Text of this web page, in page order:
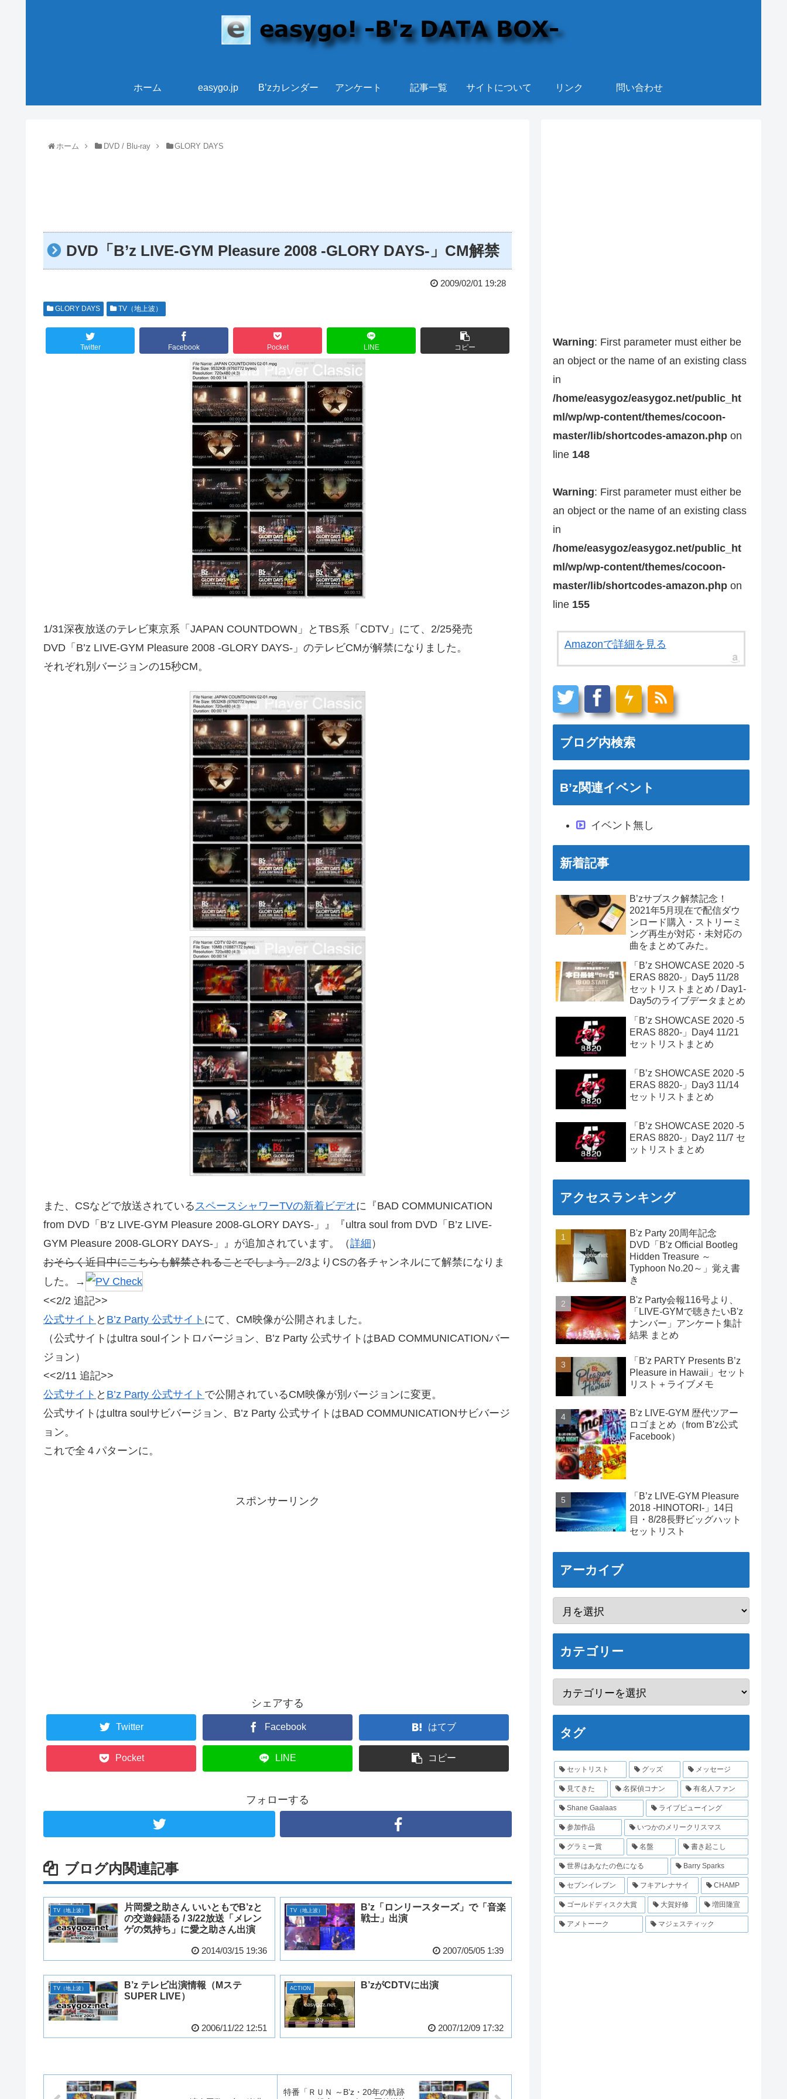
ホーム easygo.jp B’zカレンダー アンケート 記事一覧 サイトについて リンク 問い合わせ
ホーム DVD / Blu-ray GLORY DAYS
DVD「B’z LIVE-GYM Pleasure 2008 -GLORY DAYS-」CM解禁
2009/02/01 19:28
GLORY DAYS TV（地上波）
Twitter Facebook Pocket LINE コピー
1/31深夜放送のテレビ東京系「JAPAN COUNTDOWN」とTBS系「CDTV」にて、2/25発売
DVD「B’z LIVE-GYM Pleasure 2008 -GLORY DAYS-」のテレビCMが解禁になりました。
それぞれ別バージョンの15秒CM。
また、CSなどで放送されているスペースシャワーTVの新着ビデオに『BAD COMMUNICATION
from DVD「B’z LIVE-GYM Pleasure 2008-GLORY DAYS-」』『ultra soul from DVD「B’z LIVE-
GYM Pleasure 2008-GLORY DAYS-」』が追加されています。（詳細 ）
おそらく近日中にこちらも解禁されることでしょう。2/3よりCSの各チャンネルにて解禁になりま
した。→
<<2/2 追記>>
公式サイト と B’z Party 公式サイト にて、CM映像が公開されました。
（公式サイトはultra soulイントロバージョン、B’z Party 公式サイトはBAD COMMUNICATIONバー
ジョン）
<<2/11 追記>>
公式サイト と B’z Party 公式サイト で公開されているCM映像が別バージョンに変更。
公式サイトはultra soulサビバージョン、B’z Party 公式サイトはBAD COMMUNICATIONサビバージ
ョン。
これで全４パターンに。
スポンサーリンク
シェアする
Twitter Facebook はてブ
Pocket LINE コピー
フォローする
ブログ内関連記事
TV（地上波）
片岡愛之助さん いいともでB’zと
の交遊録語る / 3/22放送「メレン
ゲの気持ち」に愛之助さん出演
2014/03/15 19:36
TV（地上波）
B’z「ロンリースターズ」で「音楽
戦士」出演
2007/05/05 1:39
TV（地上波）
B’z テレビ出演情報（Mステ
SUPER LIVE）
2006/11/22 12:51
ACTION B’zがCDTVに出演
2007/12/09 17:32
特番「ＲＵＮ ～B’z・20年の軌跡
Warning: First parameter must either be
an object or the name of an existing class
in
/home/easygoz/easygoz.net/public_ht
ml/wp/wp-content/themes/cocoon-
master/lib/shortcodes-amazon.php on
line 148
Warning: First parameter must either be
an object or the name of an existing class
in
/home/easygoz/easygoz.net/public_ht
ml/wp/wp-content/themes/cocoon-
master/lib/shortcodes-amazon.php on
line 155
Amazonで詳細を見る
ブログ内検索
B’z関連イベント
イベント無し
新着記事
B’zサブスク解禁記念！
2021年5月現在で配信ダウ
ンロード購入・ストリーミ
ング再生が対応・未対応の
曲をまとめてみた。
「B’z SHOWCASE 2020 -5
ERAS 8820-」Day5 11/28
セットリストまとめ / Day1-
Day5のライブデータまとめ
「B’z SHOWCASE 2020 -5
ERAS 8820-」Day4 11/21
セットリストまとめ
「B’z SHOWCASE 2020 -5
ERAS 8820-」Day3 11/14
セットリストまとめ
「B’z SHOWCASE 2020 -5
ERAS 8820-」Day2 11/7 セ
ットリストまとめ
アクセスランキング
B'z Party 20周年記念
DVD「B'z Official Bootleg
Hidden Treasure ～
Typhoon No.20～」覚え書
き
B'z Party会報116号より、
「LIVE-GYMで聴きたいB'z
ナンバー」アンケート集計
結果 まとめ
「B'z PARTY Presents B’z
Pleasure in Hawaii」セット
リスト＋ライブメモ
B'z LIVE-GYM 歴代ツアー
ロゴまとめ（from B'z公式
Facebook）
「B’z LIVE-GYM Pleasure
2018 -HINOTORI-」14日
目・8/28長野ビッグハット
セットリスト
アーカイブ
カテゴリー
タグ
セットリスト グッズ メッセージ
見てきた 名探偵コナン 有名人ファン
Shane Gaalaas ライブビューイング
参加作品 いつかのメリークリスマス
グラミー賞 名盤 書き起こし
世界はあなたの色になる Barry Sparks
セブンイレブン フキアレナサイ CHAMP
ゴールドディスク大賞 大賀好修 増田隆宣
アメトーーク マジェスティック